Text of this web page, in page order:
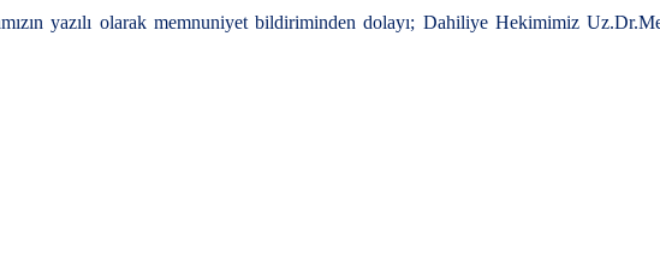
yazılı olarak memnuniyet bildiriminden dolayı; Dahiliye Hekimimiz